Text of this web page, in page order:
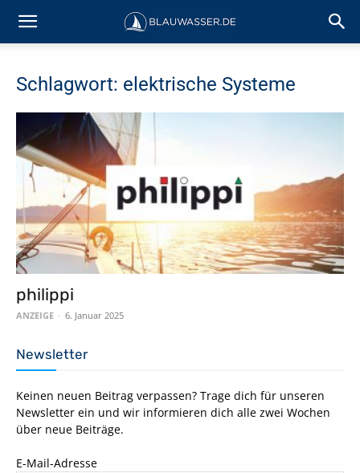
Schlagwort: elektrische Systeme
philippi
ANZEIGE - 6. Januar 2025
Newsletter
Keinen neuen Beitrag verpassen? Trage dich für unseren
Newsletter ein und wir informieren dich alle zwei Wochen
über neue Beiträge.
E-Mail-Adresse